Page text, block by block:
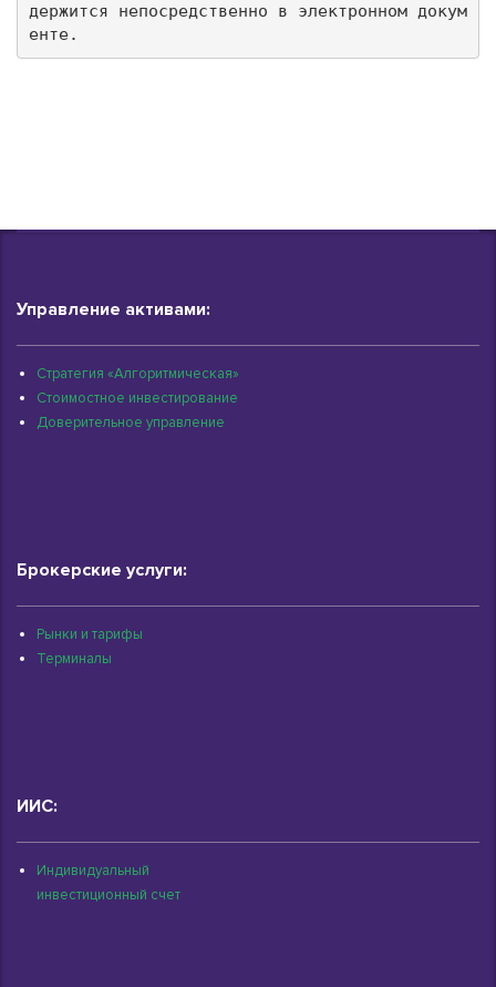
держится непосредственно в электронном докум
енте.
Управление активами:
Стратегия «Алгоритмическая»
Стоимостное инвестирование
Доверительное управление
Брокерские услуги:
Рынки и тарифы
Терминалы
ИИС:
Индивидуальный
инвестиционный счет